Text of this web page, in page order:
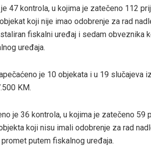
47 kontrola, u kojima je zatečeno 112
koji nije imao odobrenje za rad
fiskalni uređaj i sedam obveznika
uređaja.
je 10 objekata i u 19 slučajeva
KM.
je 36 kontrola, u kojima je zatečeno 59
koji nisu imali odobrenje za rad
putem fiskalnog uređaja.